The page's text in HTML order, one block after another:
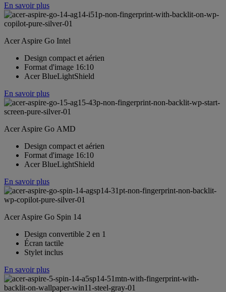
En savoir plus
Acer Aspire Go Intel
Design compact et aérien
Format d'image 16:10
Acer BlueLightShield
En savoir plus
Acer Aspire Go AMD
Design compact et aérien
Format d'image 16:10
Acer BlueLightShield
En savoir plus
Acer Aspire Go Spin 14
Design convertible 2 en 1
Écran tactile
Stylet inclus
En savoir plus